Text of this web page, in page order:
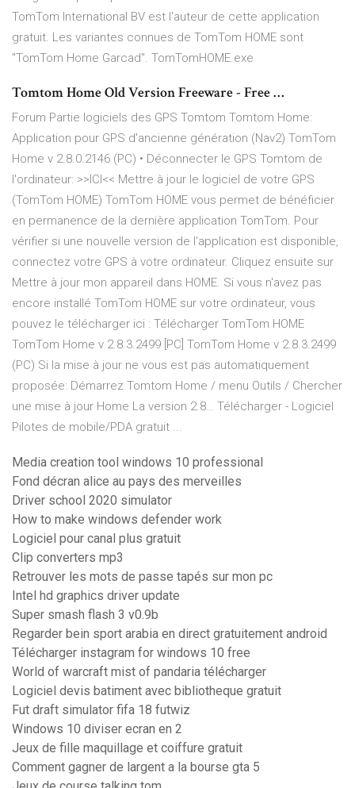
TomTom International BV est l'auteur de cette application
gratuit. Les variantes connues de TomTom HOME sont
"TomTom Home Garcad". TomTomHOME.exe
Tomtom Home Old Version Freeware - Free …
Forum Partie logiciels des GPS Tomtom Tomtom Home:
Application pour GPS d'ancienne génération (Nav2) TomTom
Home v 2.8.0.2146 (PC) • Déconnecter le GPS Tomtom de
l'ordinateur: >>ICI<< Mettre à jour le logiciel de votre GPS
(TomTom HOME) TomTom HOME vous permet de bénéficier
en permanence de la dernière application TomTom. Pour
vérifier si une nouvelle version de l'application est disponible,
connectez votre GPS à votre ordinateur. Cliquez ensuite sur
Mettre à jour mon appareil dans HOME. Si vous n'avez pas
encore installé TomTom HOME sur votre ordinateur, vous
pouvez le télécharger ici : Télécharger TomTom HOME
TomTom Home v 2.8.3.2499 [PC] TomTom Home v 2.8.3.2499
(PC) Si la mise à jour ne vous est pas automatiquement
proposée: Démarrez Tomtom Home / menu Outils / Chercher
une mise à jour Home La version 2.8… Télécharger - Logiciel
Pilotes de mobile/PDA gratuit ...
Media creation tool windows 10 professional
Fond décran alice au pays des merveilles
Driver school 2020 simulator
How to make windows defender work
Logiciel pour canal plus gratuit
Clip converters mp3
Retrouver les mots de passe tapés sur mon pc
Intel hd graphics driver update
Super smash flash 3 v0.9b
Regarder bein sport arabia en direct gratuitement android
Télécharger instagram for windows 10 free
World of warcraft mist of pandaria télécharger
Logiciel devis batiment avec bibliotheque gratuit
Fut draft simulator fifa 18 futwiz
Windows 10 diviser ecran en 2
Jeux de fille maquillage et coiffure gratuit
Comment gagner de largent a la bourse gta 5